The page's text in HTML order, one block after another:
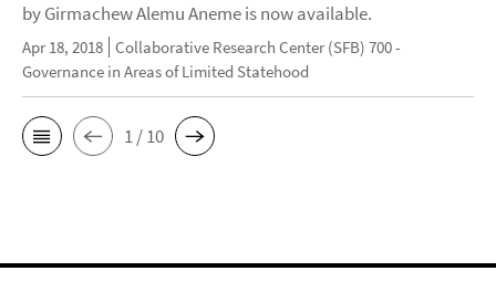
by Girmachew Alemu Aneme is now available.
Apr 18, 2018 Collaborative Research Center (SFB) 700 -
Governance in Areas of Limited Statehood
1 / 10